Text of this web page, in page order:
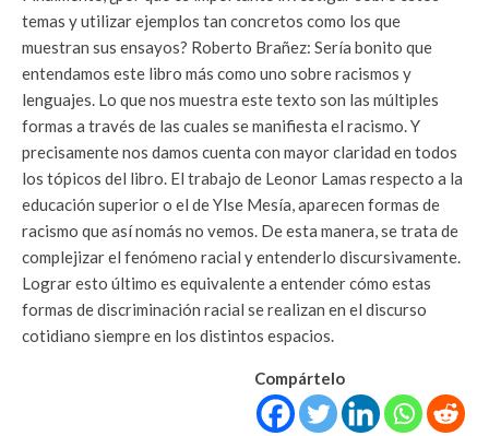
temas y utilizar ejemplos tan concretos como los que
muestran sus ensayos? Roberto Brañez: Sería bonito que
entendamos este libro más como uno sobre racismos y
lenguajes. Lo que nos muestra este texto son las múltiples
formas a través de las cuales se manifiesta el racismo. Y
precisamente nos damos cuenta con mayor claridad en todos
los tópicos del libro. El trabajo de Leonor Lamas respecto a la
educación superior o el de Ylse Mesía, aparecen formas de
racismo que así nomás no vemos. De esta manera, se trata de
complejizar el fenómeno racial y entenderlo discursivamente.
Lograr esto último es equivalente a entender cómo estas
formas de discriminación racial se realizan en el discurso
cotidiano siempre en los distintos espacios.
Compártelo